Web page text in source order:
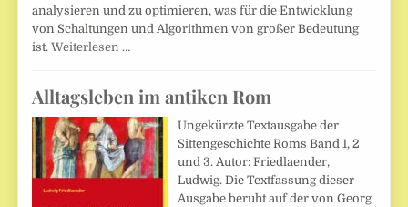
analysieren und zu optimieren, was für die Entwicklung
von Schaltungen und Algorithmen von großer Bedeutung
ist.Weiterlesen …
Alltagsleben im antiken Rom
Ungekürzte Textausgabe der
Sittengeschichte Roms Band 1, 2
und 3. Autor: Friedlaender,
Ludwig. Die Textfassung dieser
Ausgabe beruht auf der von Georg